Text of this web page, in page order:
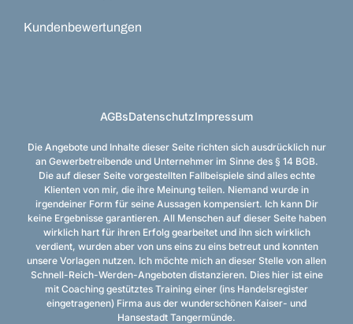
Kundenbewertungen
AGBsDatenschutzImpressum
Die Angebote und Inhalte dieser Seite richten sich ausdrücklich nur
an Gewerbetreibende und Unternehmer im Sinne des § 14 BGB.
Die auf dieser Seite vorgestellten Fallbeispiele sind alles echte
Klienten von mir, die ihre Meinung teilen. Niemand wurde in
irgendeiner Form für seine Aussagen kompensiert. Ich kann Dir
keine Ergebnisse garantieren. All Menschen auf dieser Seite haben
wirklich hart für ihren Erfolg gearbeitet und ihn sich wirklich
verdient, wurden aber von uns eins zu eins betreut und konnten
unsere Vorlagen nutzen. Ich möchte mich an dieser Stelle von allen
Schnell-Reich-Werden-Angeboten distanzieren. Dies hier ist eine
mit Coaching gestütztes Training einer (ins Handelsregister
eingetragenen) Firma aus der wunderschönen Kaiser- und
Hansestadt Tangermünde.